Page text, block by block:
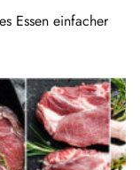
Essen einfacher